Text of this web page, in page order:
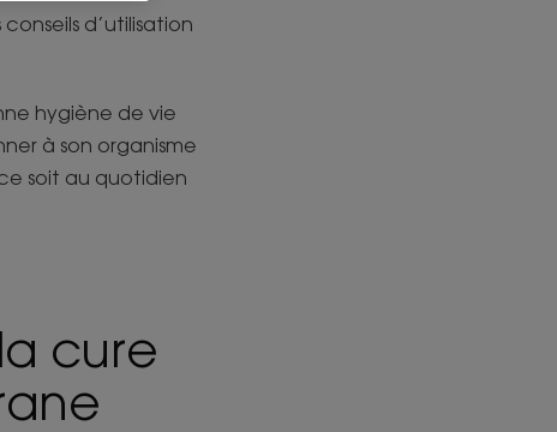
d’utilisation
hygiène de vie
à son organisme
soit au quotidien
cure